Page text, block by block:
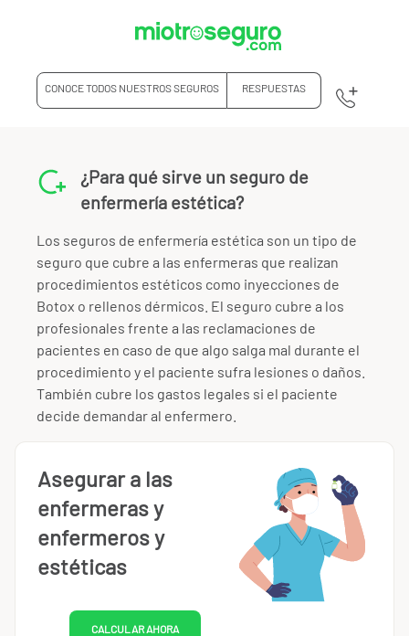
CONOCE TODOS NUESTROS SEGUROS RESPUESTAS
¿Para qué sirve un seguro de
enfermería estética?
Los seguros de enfermería estética son un tipo de
seguro que cubre a las enfermeras que realizan
procedimientos estéticos como inyecciones de
Botox o rellenos dérmicos. El seguro cubre a los
profesionales frente a las reclamaciones de
pacientes en caso de que algo salga mal durante el
procedimiento y el paciente sufra lesiones o daños.
También cubre los gastos legales si el paciente
decide demandar al enfermero.
Asegurar a las
enfermeras y
enfermeros y
estéticas
CALCULAR AHORA